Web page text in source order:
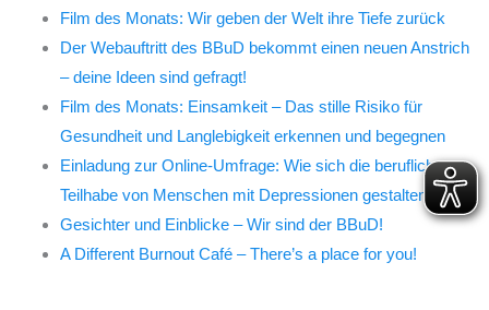
Film des Monats: Wir geben der Welt ihre Tiefe zurück
Der Webauftritt des BBuD bekommt einen neuen Anstrich
– deine Ideen sind gefragt!
Film des Monats: Einsamkeit – Das stille Risiko für
Gesundheit und Langlebigkeit erkennen und begegnen
Einladung zur Online-Umfrage: Wie sich die berufliche
Teilhabe von Menschen mit Depressionen gestalten lässt
Gesichter und Einblicke – Wir sind der BBuD!
A Different Burnout Café – There’s a place for you!